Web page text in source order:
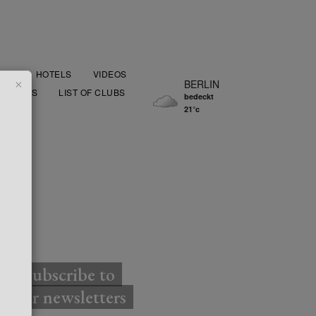
BERLIN
bedeckt
21°c
HOTELS
VIDEOS
LIST OF CLUBS
Subscribe to
our newsletters
×